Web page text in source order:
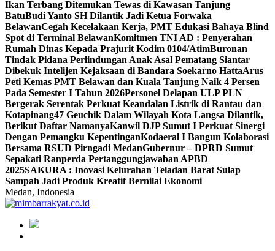
Ikan Terbang Ditemukan Tewas di Kawasan Tanjung
BatuBudi Yanto SH Dilantik Jadi Ketua Forwaka
BelawanCegah Kecelakaan Kerja, PMT Edukasi Bahaya Blind
Spot di Terminal BelawanKomitmen TNI AD : Penyerahan
Rumah Dinas Kepada Prajurit Kodim 0104/AtimBuronan
Tindak Pidana Perlindungan Anak Asal Pematang Siantar
Dibekuk Intelijen Kejaksaan di Bandara Soekarno HattaArus
Peti Kemas PMT Belawan dan Kuala Tanjung Naik 4 Persen
Pada Semester I Tahun 2026Personel Delapan ULP PLN
Bergerak Serentak Perkuat Keandalan Listrik di Rantau dan
Kotapinang47 Geuchik Dalam Wilayah Kota Langsa Dilantik,
Berikut Daftar NamanyaKanwil DJP Sumut I Perkuat Sinergi
Dengan Pemangku KepentinganKodaeral I Bangun Kolaborasi
Bersama RSUD Pirngadi MedanGubernur – DPRD Sumut
Sepakati Ranperda Pertanggungjawaban APBD
2025SAKURA : Inovasi Kelurahan Teladan Barat Sulap
Sampah Jadi Produk Kreatif Bernilai Ekonomi
Medan, Indonesia